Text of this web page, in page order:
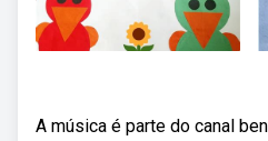
A música é parte do canal